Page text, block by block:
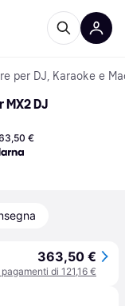
per DJ, Karaoke e
DJ
€
363,50 €
di 121,16 €